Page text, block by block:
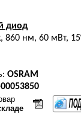
диод
860 нм, 60 мВт,
OSRAM